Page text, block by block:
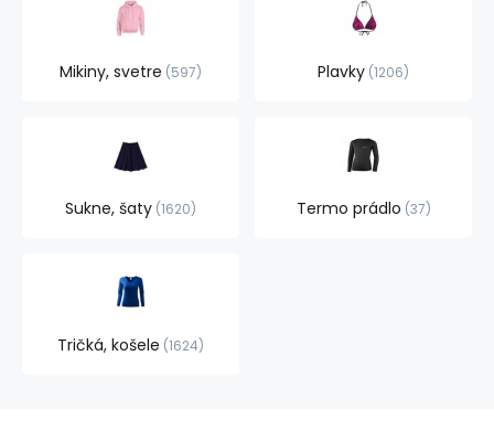
Mikiny, svetre 597 Plavky 1206
Sukne, šaty 1620 Termo prádlo 37
Tričká, košele 1624